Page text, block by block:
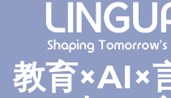
教育×AI×